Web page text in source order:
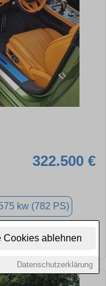
Cookies ablehnen
Datenschutzerklärung
322.500 €
kw (782 PS)
➦ ➜